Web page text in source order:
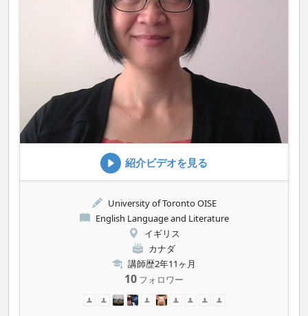
紹介ビデオを見る
University of Toronto OISE
English Language and Literature
イギリス
カナダ
講師歴2年11ヶ月
10 フォロワー